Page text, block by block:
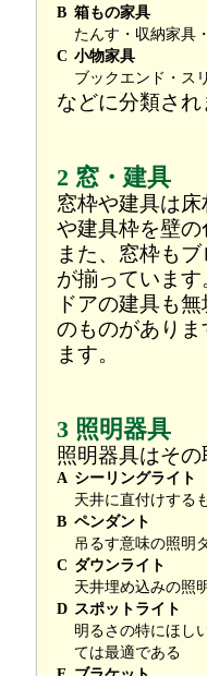
B 箱もの家具
たんす・収納家具
C 小物家具
ブックエンド・ス
などに分類され
2 窓・建具
窓枠や建具は
や建具枠を壁
また、窓枠も
が揃っています
ドアの建具も
のものがあり
ます。
3 照明器具
照明器具はそ
A シーリングライト
天井に直付けする
B ペンダント
吊るす意味の照明
C ダウンライト
天井埋め込みの照
D スポットライト
明るさの特にほし
ては最適である